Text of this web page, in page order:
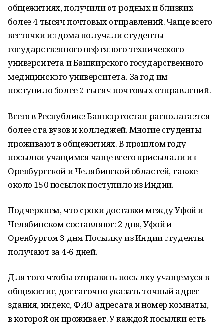
общежитиях, получили от родных и близких
более 4 тысяч почтовых отправлений. Чаще всего
весточки из дома получали студенты
государственного нефтяного технического
университета и Башкирского государственного
медицинского университета. За год им
поступило более 2 тысяч почтовых отправлений.
Всего в Республике Башкортостан располагается
более ста вузов и колледжей. Многие студенты
проживают в общежитиях. В прошлом году
посылки учащимся чаще всего присылали из
Оренбургской и Челябинской областей, также
около 150 посылок поступило из Индии.
Подчеркнем, что сроки доставки между Уфой и
Челябинском составляют: 2 дня, Уфой и
Оренбургом 3 дня. Посылку из Индии студенты
получают за 4-6 дней.
Для того чтобы отправить посылку учащемуся в
общежитие, достаточно указать точный адрес
здания, индекс, ФИО адресата и номер комнаты,
в которой он проживает. У каждой посылки есть